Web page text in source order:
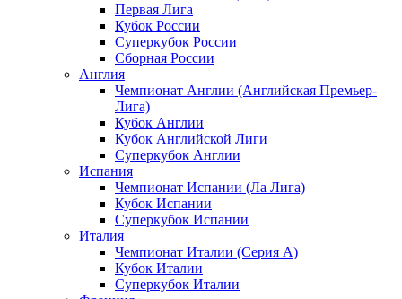
Первая Лига
Кубок России
Суперкубок России
Сборная России
Англия
Чемпионат Англии (Английская Премьер-
Лига)
Кубок Англии
Кубок Английской Лиги
Суперкубок Англии
Испания
Чемпионат Испании (Ла Лига)
Кубок Испании
Суперкубок Испании
Италия
Чемпионат Италии (Серия А)
Кубок Италии
Суперкубок Италии